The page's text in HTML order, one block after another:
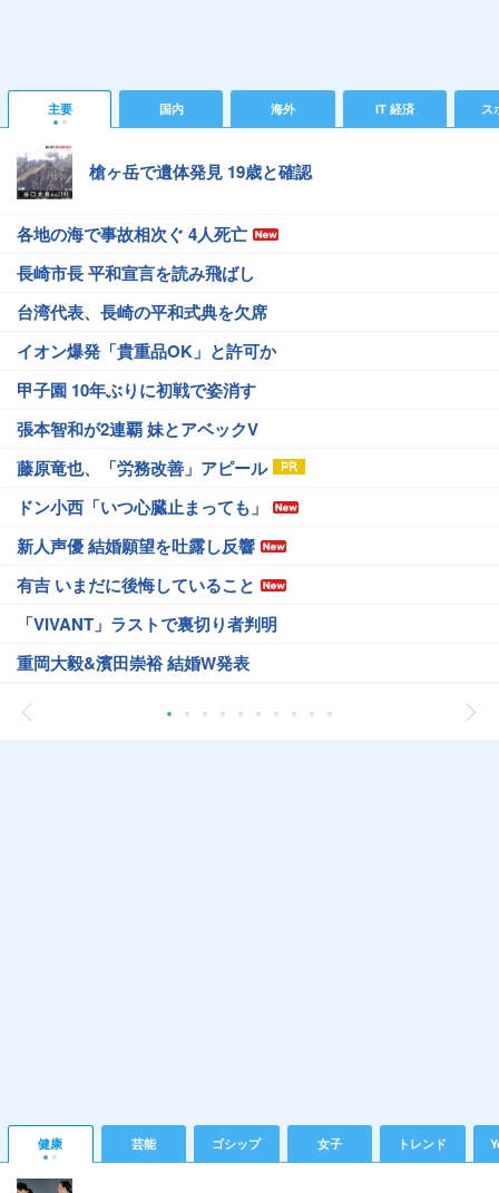
主要 国内 海外 IT 経済 ス
槍ヶ岳で遺体発見 19歳と確認
各地の海で事故相次ぐ 4人死亡
長崎市長 平和宣言を読み飛ばし
台湾代表、長崎の平和式典を欠席
イオン爆発「貴重品OK」と許可か
甲子園 10年ぶりに初戦で姿消す
張本智和が2連覇 妹とアベックV
藤原竜也、「労務改善」アピール
ドン小西「いつ心臓止まっても」
新人声優 結婚願望を吐露し反響
有吉 いまだに後悔していること
「VIVANT」ラストで裏切り者判明
重岡大毅&濱田崇裕 結婚W発表
健康 芸能 ゴシップ 女子 トレンド